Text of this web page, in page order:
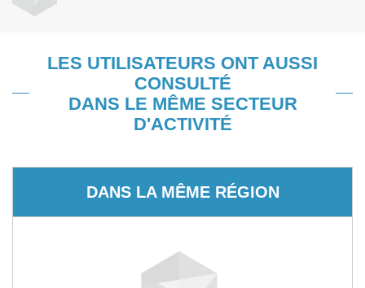
LES UTILISATEURS ONT AUSSI
CONSULTÉ
DANS LE MÊME SECTEUR
D'ACTIVITÉ
DANS LA MÊME RÉGION